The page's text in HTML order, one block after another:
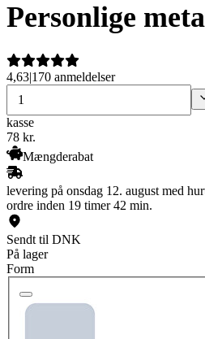
Personlige
4,63|170 anmeldelser
kasse
78 kr.
Mængderabat
levering på onsdag 12. august med
ordre inden 19 timer 42 min.
Sendt til DNK
På lager
Form